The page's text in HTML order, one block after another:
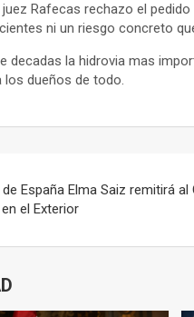
Rafecas rechazo el
ni un riesgo concreto
decadas la hidrovia mas
los dueños de todo.
España Elma Saiz remitirá
el Exterior